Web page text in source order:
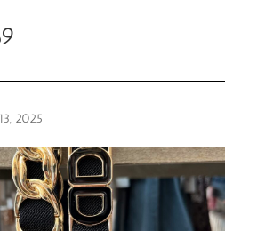
2025